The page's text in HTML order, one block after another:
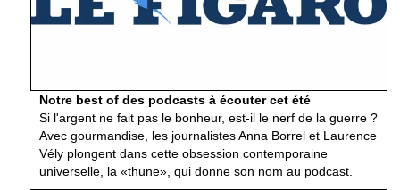
Notre best of des podcasts à écouter cet été
Si l'argent ne fait pas le bonheur, est-il le nerf de la guerre ?
Avec gourmandise, les journalistes Anna Borrel et Laurence
Vély plongent dans cette obsession contemporaine
universelle, la «thune», qui donne son nom au podcast.